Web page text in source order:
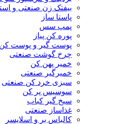
بیفتک زن صنعتی و
پاستا ساز
پمپ سس
پوره کن پیاز
پوست گیر و پوست کن
چرخ گوشت صنعتی
خمیر پهن کن
خمیرگیر صنعتی
سبزی خرد کن صنعتی
سوسیس پر کن
سیخ گیر کباب
غذاساز صنعتی
کالباس بر و اسلایسر